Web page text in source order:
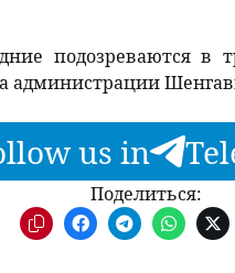
подозреваются в
администрации
us in
Поделиться: